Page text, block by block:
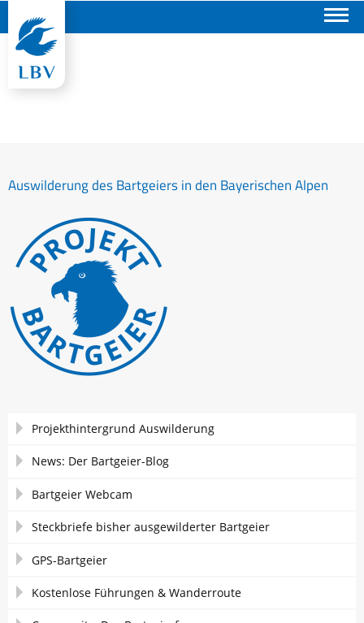
Auswilderung des Bartgeiers in den Bayerischen Alpen
Navigation
Projekthintergrund Auswilderung
News: Der Bartgeier-Blog
Bartgeier Webcam
Steckbriefe bisher ausgewilderter Bartgeier
GPS-Bartgeier
Kostenlose Führungen & Wanderroute